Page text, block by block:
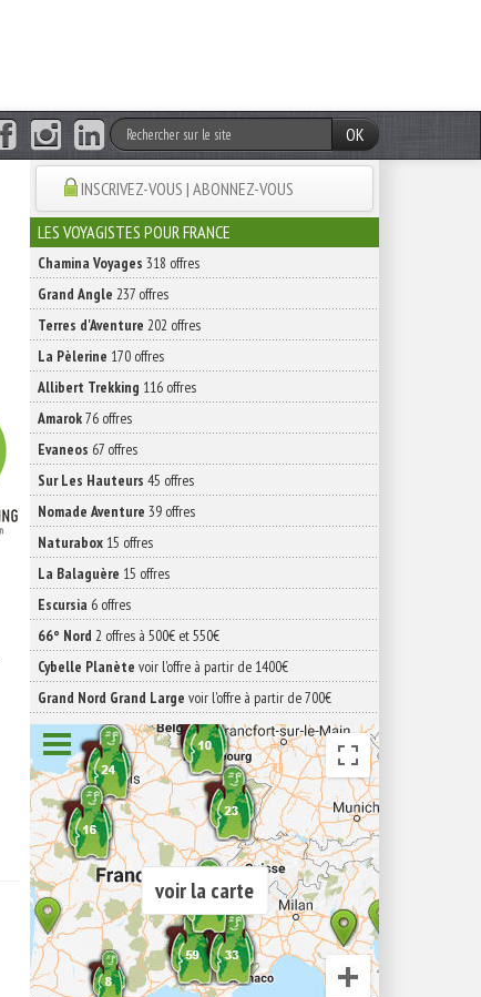
OK
INSCRIVEZ-VOUS | ABONNEZ-VOUS
LES VOYAGISTES POUR FRANCE
Chamina Voyages 318 offres
Grand Angle 237 offres
Terres d'Aventure 202 offres
La Pèlerine 170 offres
Allibert Trekking 116 offres
Amarok76 offres
Evaneos 67 offres
Sur Les Hauteurs 45 offres
Nomade Aventure 39 offres
Naturabox 15 offres
La Balaguère 15 offres
Escursia 6 offres
66° Nord 2 offres à 500€ et 550€
Cybelle Planète voir l'offre à partir de 1400€
Grand Nord Grand Large voir l'offre à partir de 700€
voir la carte